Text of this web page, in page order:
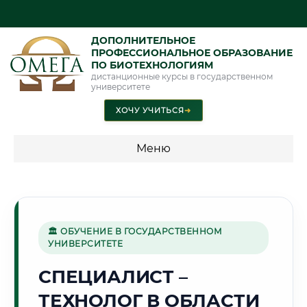
ДОПОЛНИТЕЛЬНОЕ
ПРОФЕССИОНАЛЬНОЕ ОБРАЗОВАНИЕ
ПО БИОТЕХНОЛОГИЯМ
дистанционные курсы в государственном
университете
ХОЧУ УЧИТЬСЯ➜
Меню
🏰
Г. ГРОДНО
🏛 ОБУЧЕНИЕ В ГОСУДАРСТВЕННОМ
УНИВЕРСИТЕТЕ
СПЕЦИАЛИСТ –
ТЕХНОЛОГ В ОБЛАСТИ